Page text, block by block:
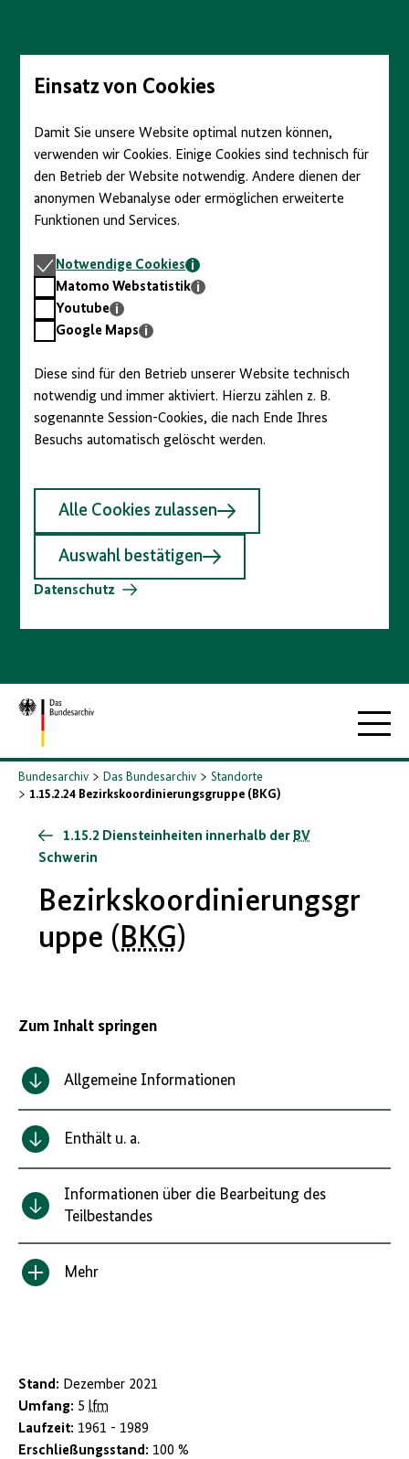
Seiteninhalt
springenEinsatz von Cookies
Damit Sie unsere Website optimal nutzen können,
verwenden wir Cookies. Einige Cookies sind technisch für
den Betrieb der Website notwendig. Andere dienen der
anonymen Webanalyse oder ermöglichen erweiterte
Funktionen und Services.
Notwendige
Cookies
Notwendige Cookies
Matomo
Webstatistik
Matomo Webstatistik
Youtube
Youtube
GoogleGoogle Maps
Diese sind für den Betrieb unserer Website technisch
notwendig und immer aktiviert. Hierzu zählen z. B.
sogenannte Session-Cookies, die nach Ende Ihres
Besuchs automatisch gelöscht werden.
Alle Cookies zulassen
Auswahl bestätigen
Datenschutz
Zur
Startseite
Bundesarchiv Das Bundesarchiv
Standorte
1.15.2.24 Bezirkskoordinierungsgruppe (BKG)
1.15.2 Diensteinheiten innerhalb der BV
Schwerin
Bezirkskoordinierungsgr
uppe (BKG)
Zum Inhalt springen
Allgemeine Informationen
Enthält u. a.
Informationen über die Bearbeitung des
Teilbestandes
Inhalt
Mehr
Stand: Dezember 2021
Umfang: 5 lfm
Laufzeit: 1961 - 1989
Erschließungsstand: 100 %